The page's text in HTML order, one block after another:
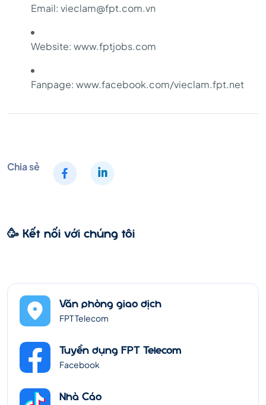
Email: vieclam@fpt.com.vn
Website: www.fptjobs.com
Fanpage: www.facebook.com/vieclam.fpt.net
Chia sẻ
🥳 Kết nối với chúng tôi
Văn phòng giao dịch
FPT Telecom
Tuyển dụng FPT Telecom
Facebook
Nhà Cáo